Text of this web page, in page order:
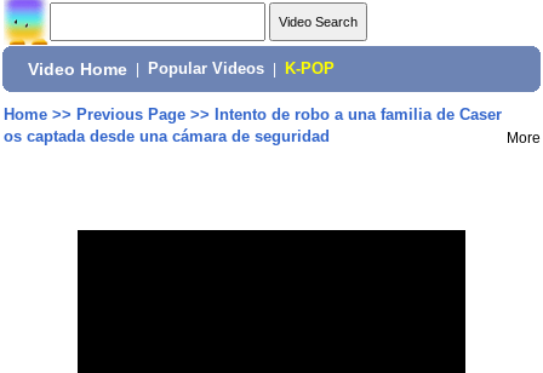
Video Home Popular Videos K-POP
Home>> Previous Page>> Intento de robo a una familia de Caser
os captada desde una cámara de seguridad
More